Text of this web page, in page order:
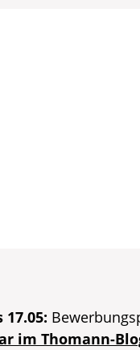
17.05:
im Thomann-